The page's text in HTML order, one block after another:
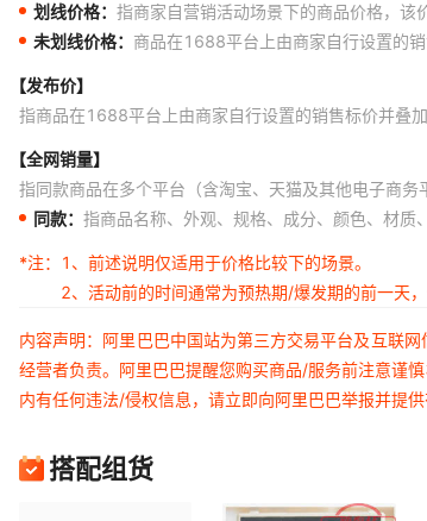
划线价格： 指商家自营销活动场景下的商品价格，该
未划线价格： 商品在1688平台上由商家自行设置的
【发布价】
指商品在1688平台上由商家自行设置的销售标价并叠
【全网销量】
指同款商品在多个平台（含淘宝、天猫及其他电子商务
同款： 指商品名称、外观、规格、成分、颜色、材质
*注：
1、前述说明仅适用于价格比较下的场景。
2、活动前的时间通常为预热期/爆发期的前一天
内容声明：阿里巴巴中国站为第三方交易平台及互联
经营者负责。阿里巴巴提醒您购买商品/服务前注意谨
内有任何违法/侵权信息，请立即向阿里巴巴举报并提供
搭配组货